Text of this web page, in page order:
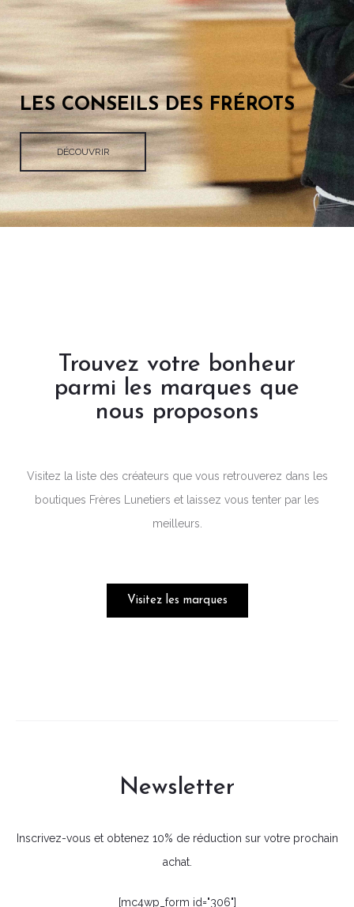
LES CONSEILS DES FRÉROTS
DÉCOUVRIR
Trouvez votre bonheur
parmi les marques que
nous proposons
Visitez la liste des créateurs que vous retrouverez dans les
boutiques Frères Lunetiers et laissez vous tenter par les
meilleurs.
Visitez les marques
Newsletter
Inscrivez-vous et obtenez 10% de réduction sur votre prochain
achat.
[mc4wp_form id="306"]